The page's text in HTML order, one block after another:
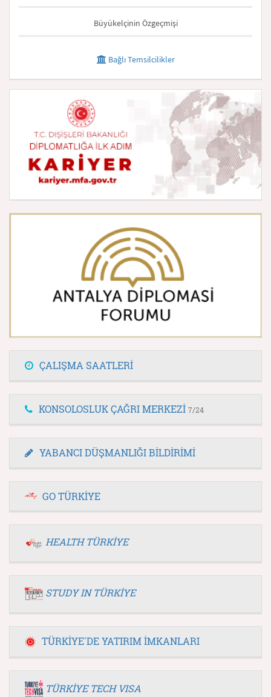
Büyükelçinin Özgeçmişi
Bağlı Temsilcilikler
ÇALIŞMA SAATLERİ
KONSOLOSLUK ÇAĞRI MERKEZİ 7/24
YABANCI DÜŞMANLIĞI BİLDİRİMİ
GO TÜRKİYE
HEALTH TÜRKİYE
STUDY IN TÜRKİYE
TÜRKİYE'DE YATIRIM İMKANLARI
TÜRKİYE TECH VISA